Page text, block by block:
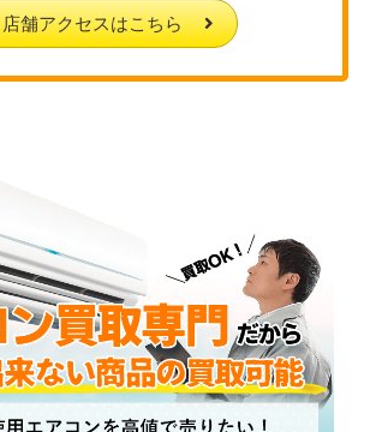
店舗アクセスはこちら